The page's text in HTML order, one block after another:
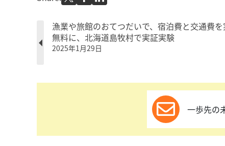
漁業や旅館のおてつだいで、宿泊費と交通費を
無料に、北海道島牧村で実証実験
2025年1月29日
一歩先の